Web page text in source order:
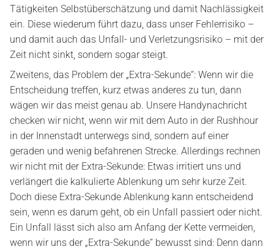
Tätigkeiten Selbstüberschätzung und damit Nachlässigkeit
ein. Diese wiederum führt dazu, dass unser Fehlerrisiko –
und damit auch das Unfall- und Verletzungsrisiko – mit der
Zeit nicht sinkt, sondern sogar steigt.
Zweitens, das Problem der „Extra-Sekunde“: Wenn wir die
Entscheidung treffen, kurz etwas anderes zu tun, dann
wägen wir das meist genau ab. Unsere Handynachricht
checken wir nicht, wenn wir mit dem Auto in der Rushhour
in der Innenstadt unterwegs sind, sondern auf einer
geraden und wenig befahrenen Strecke. Allerdings rechnen
wir nicht mit der Extra-Sekunde: Etwas irritiert uns und
verlängert die kalkulierte Ablenkung um sehr kurze Zeit.
Doch diese Extra-Sekunde Ablenkung kann entscheidend
sein, wenn es darum geht, ob ein Unfall passiert oder nicht.
Ein Unfall lässt sich also am Anfang der Kette vermeiden,
wenn wir uns der „Extra-Sekunde“ bewusst sind: Denn dann